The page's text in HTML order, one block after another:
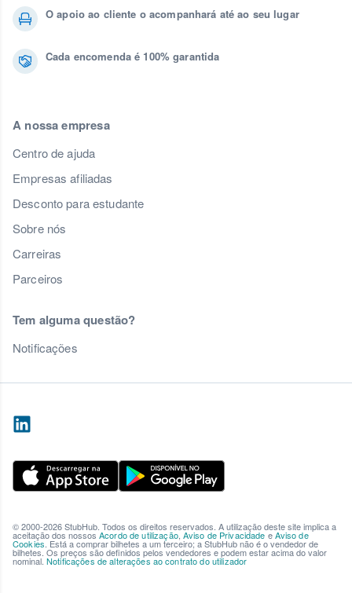
O apoio ao cliente o acompanhará até ao seu lugar
Cada encomenda é 100% garantida
A nossa empresa
Centro de ajuda
Empresas afiliadas
Desconto para estudante
Sobre nós
Carreiras
Parceiros
Tem alguma questão?
Notificações
© 2000-2026 StubHub. Todos os direitos reservados. A utilização deste site implica a
aceitação dos nossos Acordo de utilização, Aviso de Privacidade eAviso de
Cookies. Está a comprar bilhetes a um terceiro; a StubHub não é o vendedor de
bilhetes. Os preços são definidos pelos vendedores e podem estar acima do valor
nominal. Notificações de alterações ao contrato do utilizador